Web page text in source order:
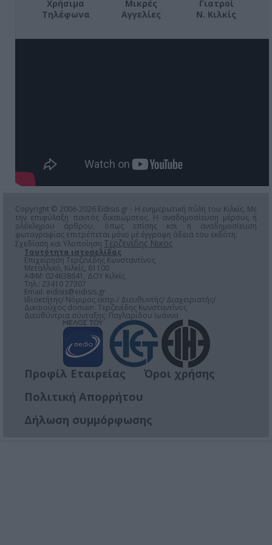
Χρήσιμα
Τηλέφωνα
Μικρές
Αγγελίες
Γιατροί
Ν. Κιλκίς
Copyright © 2006-2026 Eidisis.gr - Η ενημερωτική πύλη του Κιλκίς. Με
την επιφύλαξη παντός δικαιώματος. Η αναδημοσίευση μέρους ή
ολόκληρου άρθρου, όπως επίσης και η αναδημοσίευση
φωτογραφίας επιτρέπεται μόνο μέ έγγραφη άδεια του εκδότη.
Σχεδίαση και Υλοποίηση Τερζενίδης Νικος
Ταυτότητα ιστοσελίδας
Επιχείρηση Τερζενίδης Κωνσταντίνος
Μεταλλικό, Κιλκίς, 61100
ΑΦΜ: 024638641, ΔΟΥ Κιλκίς
Τηλ.: 23410 27307
Email: eidisis@eidisis.gr
Ιδιοκτήτης/ Νόμιμος εκπρ./ Διευθυντής/ Διαχειριστής/
Δικαιούχος domain: Τερζενίδης Κωνσταντίνος
Διευθύντρια σύνταξης: Παγλαρίδου Ιωάννα
Προφίλ Εταιρείας
Όροι χρήσης
Πολιτική Απορρήτου
Δήλωση συμμόρφωσης